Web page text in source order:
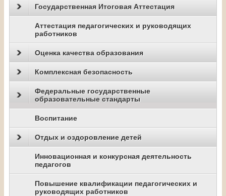
Государственная Итоговая Аттестация
Аттестация педагогических и руководящих
работников
Оценка качества образования
Комплексная безопасность
Федеральные государственные
образовательные стандарты
Воспитание
Отдых и оздоровление детей
Инновационная и конкурсная деятельность
педагогов
Повышение квалификации педагогических и
руководящих работников